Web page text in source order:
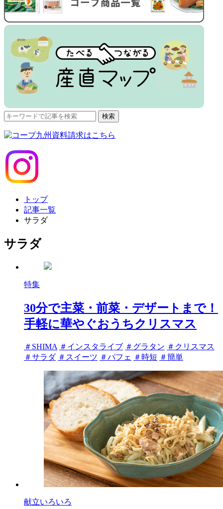
検
対
検索
トップ
記事一覧
サラダ
サラダ
特集
30分で主菜・前菜・デザートまで！
手軽に華やぐおうちクリスマス
タ
グ
＃SHIMA ＃インスタライブ ＃グラタン ＃クリスマス
＃サラダ ＃スイーツ ＃パフェ ＃時短 ＃簡単
献立いろいろ